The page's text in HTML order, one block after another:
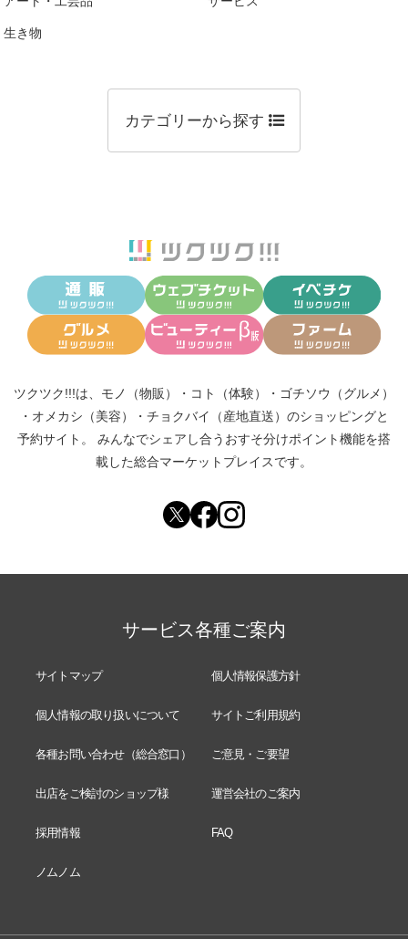
生き物
カテゴリーから探す
ツクツク!!!は、 モノ（物販） ・ コト（体験） ・ ゴチソウ（グルメ）
・ オメカシ（美容） ・ チョクバイ（産地直送） のショッピングと
予約サイト。
みんなでシェアし合う おすそ分けポイント機能を搭
載した総合マーケットプレイスです。
サービス各種ご案内
サイトマップ 個人情報保護方針
個人情報の取り扱いについて サイトご利用規約
各種お問い合わせ（総合窓口） ご意見・ご要望
出店をご検討のショップ様 運営会社のご案内
採用情報 FAQ
ノムノム